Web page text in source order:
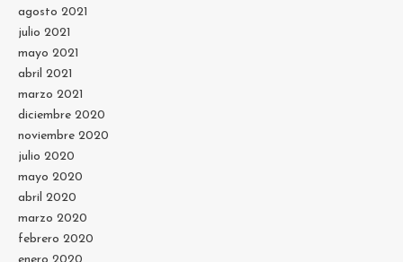
agosto 2021
julio 2021
mayo 2021
abril 2021
marzo 2021
diciembre 2020
noviembre 2020
julio 2020
mayo 2020
abril 2020
marzo 2020
febrero 2020